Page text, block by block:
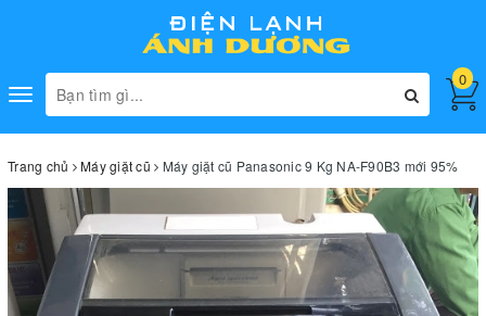
Toggle
navigation
0
Trang chủ Máy giặt cũ Máy giặt cũ Panasonic 9 Kg NA-F90B3 mới 95%